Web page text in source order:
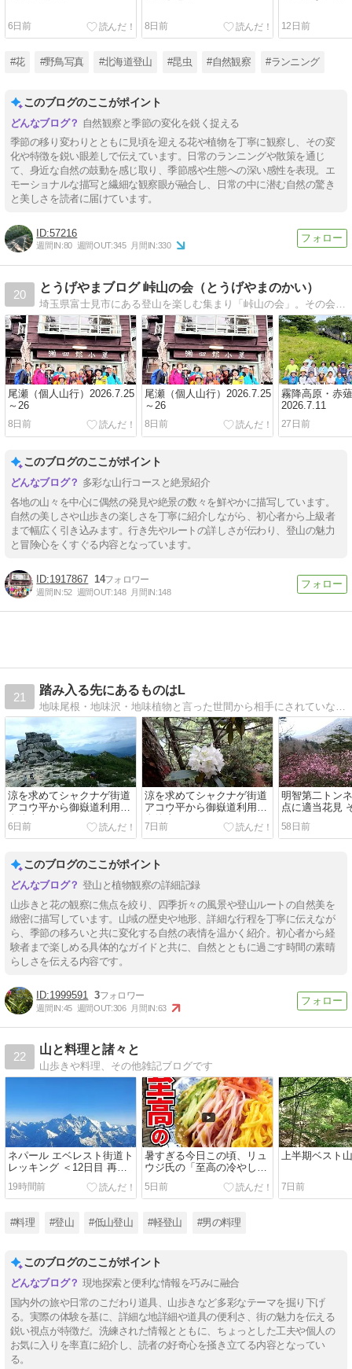
6日前 8日前 12日前
#花 #野鳥写真 #北海道登山 #昆虫 #自然観察 #ランニング
このブログのここがポイント
自然観察と季節の変化を鋭く捉える
季節の移り変わりとともに見頃を迎える花や植物を丁寧に観察し、その変
化や特徴を鋭い眼差しで伝えています。日常のランニングや散策を通じ
て、身近な自然の鼓動を感じ取り、季節感や生態への深い感性を表現。エ
モーショナルな描写と繊細な観察眼が融合し、日常の中に潜む自然の驚き
と美しさを読者に届けています。
57216
週間IN:80 週間OUT:345 月間IN:330
20
とうげやまブログ 峠山の会（とうげやまのかい）
尾瀬（個人山行）2026.7.25
～26
8日前
尾瀬（個人山行）2026.7.25
～26
8日前
霧降高原・赤
2026.7.11
27日前
このブログのここがポイント
多彩な山行コースと絶景紹介
各地の山々を中心に偶然の発見や絶景の数々を鮮やかに描写しています。
自然の美しさや山歩きの楽しさを丁寧に紹介しながら、初心者から上級者
まで幅広く引き込みます。行き先やルートの詳しさが伝わり、登山の魅力
と冒険心をくすぐる内容となっています。
1917867 14
週間IN:52 週間OUT:148 月間IN:148
21
踏み入る先にあるものはL
涼を求めてシャクナゲ街道
アコウ平から御嶽道利用で
金峰山へ その2
6日前
涼を求めてシャクナゲ街道
アコウ平から御嶽道利用で
金峰山へ その1
7日前
明智第二トン
点に適当花見
58日前
このブログのここがポイント
登山と植物観察の詳細記録
山歩きと花の観察に焦点を絞り、四季折々の風景や登山ルートの自然美を
緻密に描写しています。山域の歴史や地形、詳細な行程を丁寧に伝えなが
ら、季節の移ろいと共に変化する自然の表情を温かく紹介。初心者から経
験者まで楽しめる具体的なガイドと共に、自然とともに過ごす時間の素晴
らしさを伝える内容です。
1999591 3
週間IN:45 週間OUT:306 月間IN:63
22
山と料理と諸々と
山歩きや料理、その他雑記ブログです
ネパール エベレスト街道ト
レッキング ＜12日目 再び
エベレストへ。そしてさよ
うならネパール＞
19時間前
暑すぎる今日この頃、リュ
ウジ氏の「至高の冷やし中
華」を作ってみた
5日前
上半期ベスト
7日前
#料理 #登山 #低山登山 #軽登山 #男の料理
このブログのここがポイント
現地探索と便利な情報を巧みに融合
国内外の旅や日常のこだわり道具、山歩きなど多彩なテーマを掘り下げ
る。実際の体験を基に、詳細な地詳細や道具の便利さ、街の魅力を伝える
鋭い視点が特徴だ。洗練された情報とともに、ちょっとした工夫や個人の
お気に入りを率直に紹介し、読者の好奇心を掻き立てる内容となってい
る。